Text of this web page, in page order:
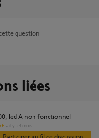
question
liées
led A non fonctionnel
il y a 3 mois
Participer au fil de discussion